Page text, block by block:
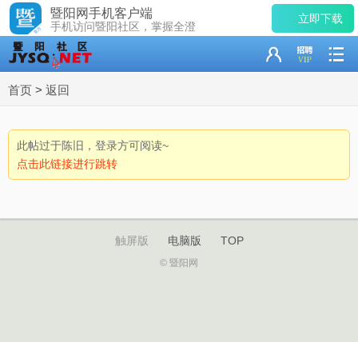
暨阳网手机客户端
手机访问暨阳社区，掌握全澄
立即下载
首页 > 返回
此帖过于陈旧，登录方可阅读~
点击此链接进行跳转
触屏版 电脑版 TOP
© 暨阳网